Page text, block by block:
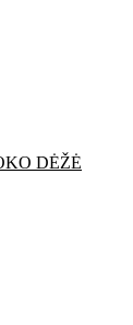
DĖŽĖ